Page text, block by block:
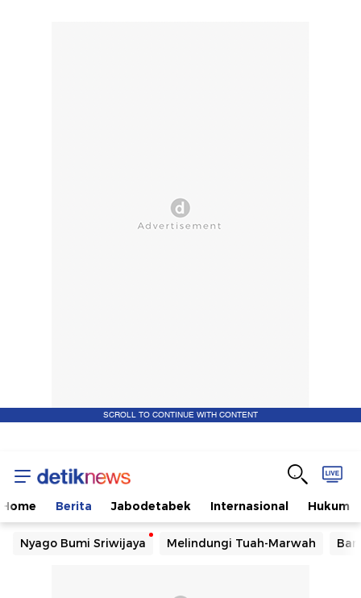
SCROLL TO CONTINUE WITH CONTENT
Home Berita Jabodetabek Internasional Hukum
Nyago Bumi Sriwijaya Melindungi Tuah-Marwah